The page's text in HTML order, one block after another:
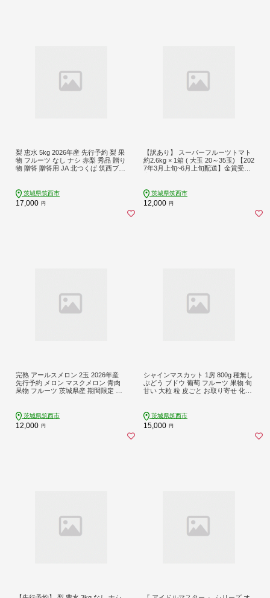
梨 恵水 5kg 2026年産 先行予約 梨 果
物 フルーツ なし ナシ 赤梨 秀品 贈り
物 贈答 贈答用 JA 北つくば 筑西ブラ
茨城県筑西市
17,000 円
【訳あり】 スーパーフルーツトマト
約2.6kg × 1箱 ( 大玉 20～35玉) 【202
7年3月上旬~6月上旬配送】金賞受賞
フルーツトマト 夏野菜 夏 やさい リ
コピン わけあり ワケアリ 訳アリ品
不揃い 規格外 関東 茨城 筑西 先行予
茨城県筑西市
12,000 円
完熟 アールスメロン 2玉 2026年産
先行予約 メロン マスクメロン 青肉
果物 フルーツ 茨城県産 期間限定 数
茨城県筑西市
12,000 円
シャインマスカット 1房 800g 種無し
ぶどう ブドウ 葡萄 フルーツ 果物 旬
甘い 大粒 粒 皮ごと お取り寄せ 化粧
茨城県筑西市
15,000 円